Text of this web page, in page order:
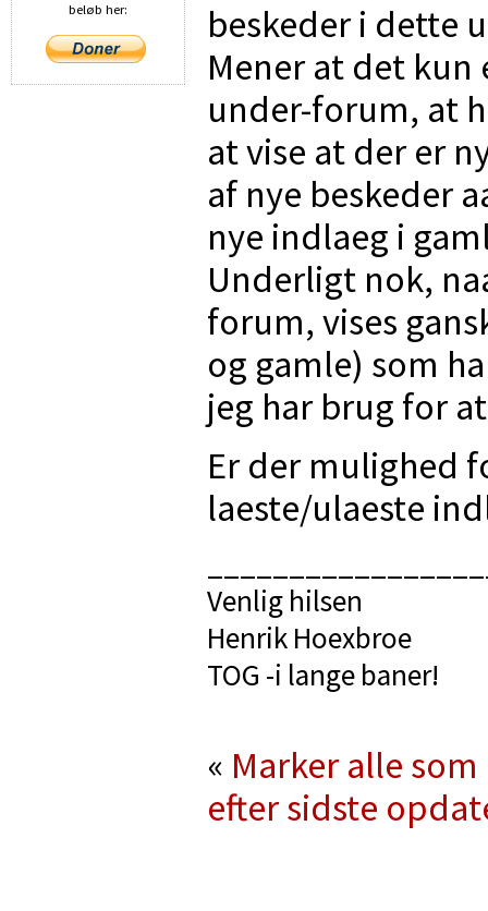
beskeder i dette
Mener at det
under-forum, at
at vise at der er
af nye beskeder
nye indlaeg i
Underligt nok,
forum, vises
og gamle) som
jeg har brug for
Er der mulighed
laeste/ulaeste
Venlig hilsen
Henrik Hoexbroe
TOG -i lange baner!
« Marker alle
efter sidste
beløb her: